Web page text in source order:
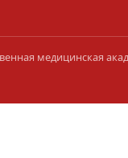
медицинская